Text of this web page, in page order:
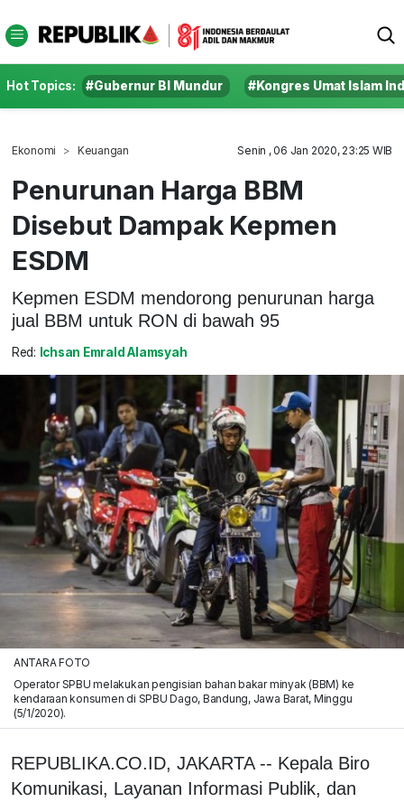
Hot Topics: #Gubernur BI Mundur #Kongres Umat Islam
Ekonomi Keuangan Senin , 06 Jan 2020, 23:25 WIB
Penurunan Harga BBM
Disebut Dampak Kepmen
ESDM
Kepmen ESDM mendorong penurunan harga
jual BBM untuk RON di bawah 95
Red: Ichsan Emrald Alamsyah
ANTARA FOTO
Operator SPBU melakukan pengisian bahan bakar minyak (BBM) ke
kendaraan konsumen di SPBU Dago, Bandung, Jawa Barat, Minggu
(5/1/2020).
REPUBLIKA.CO.ID, JAKARTA -- Kepala Biro
Komunikasi, Layanan Informasi Publik, dan